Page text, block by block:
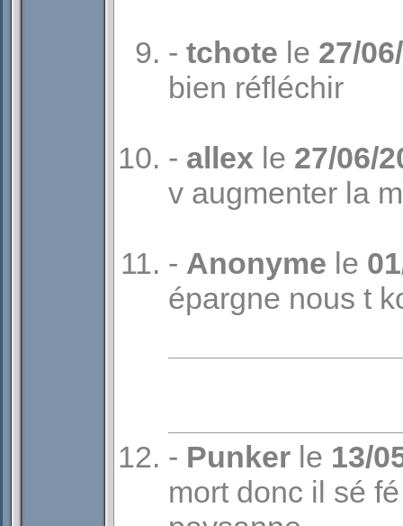
- tchote le 27/
bien réfléchir
- allex le 27/06/
v augmenter la
- Anonyme le
épargne nous t
- Punker le 13/
mort donc il sé